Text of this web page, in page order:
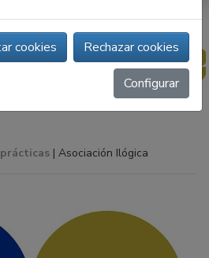
| Asociación Ilógica
Aceptar cookies Rechazar cookies
Configurar